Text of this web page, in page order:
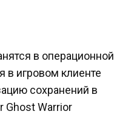
в операционной
в игровом клиенте
сохранений в
Ghost Warrior